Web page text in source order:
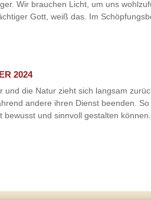
Wir brauchen Licht, um uns
Gott, weiß das. Im
2024
die Natur zieht sich langsam
andere ihren Dienst beenden.
und sinnvoll gestalten